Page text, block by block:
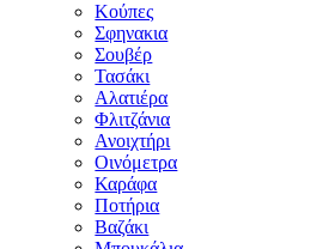
Κούπες
Σφηνακια
Σουβέρ
Τασάκι
Αλατιέρα
Φλιτζάνια
Ανοιχτήρι
Οινόμετρα
Καράφα
Ποτήρια
Βαζάκι